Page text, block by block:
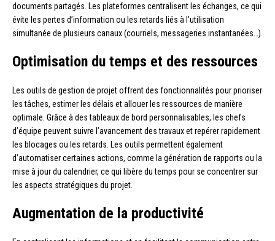
documents partagés. Les plateformes centralisent les échanges, ce qui
évite les pertes d’information ou les retards liés à l’utilisation
simultanée de plusieurs canaux (courriels, messageries instantanées…).
Optimisation du temps et des ressources
Les outils de gestion de projet offrent des fonctionnalités pour prioriser
les tâches, estimer les délais et allouer les ressources de manière
optimale. Grâce à des tableaux de bord personnalisables, les chefs
d’équipe peuvent suivre l’avancement des travaux et repérer rapidement
les blocages ou les retards. Les outils permettent également
d’automatiser certaines actions, comme la génération de rapports ou la
mise à jour du calendrier, ce qui libère du temps pour se concentrer sur
les aspects stratégiques du projet.
Augmentation de la productivité